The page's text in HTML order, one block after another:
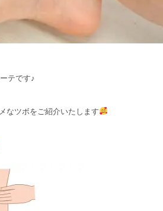
テです♪
なツボをご紹介いたします